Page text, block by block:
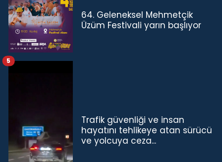
64. Geleneksel Mehmetçik
Üzüm Festivali yarın başlıyor
Trafik güvenliği ve insan
hayatını tehlikeye atan sürücü
ve yolcuya ceza...
5